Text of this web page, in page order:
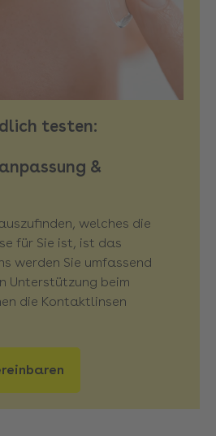
testen:
&
welches die
für Sie ist, ist das
werden Sie umfassend
Unterstützung beim
die Kontaktlinsen